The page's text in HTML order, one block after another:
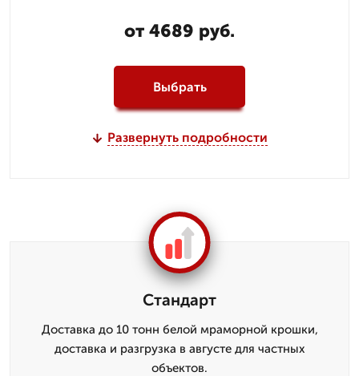
от 4689 руб.
Выбрать
Развернуть подробности
Стандарт
Доставка до 10 тонн белой мраморной крошки,
доставка и разгрузка в августе для частных
объектов.